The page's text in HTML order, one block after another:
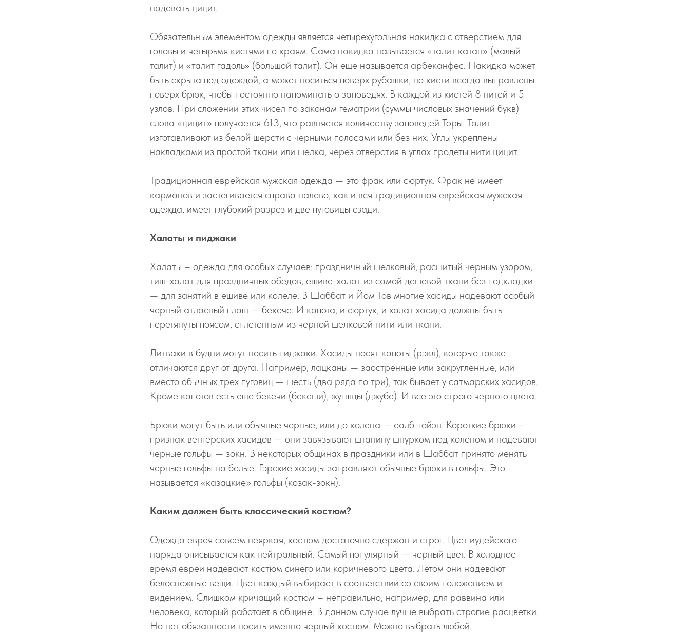
надевать цицит.
Обязательным элементом одежды является четырехугольная накидка с отверстием для
головы и четырьмя кистями по краям. Сама накидка называется «талит катан» (малый
талит) и «талит гадоль» (большой талит). Он еще называется арбеканфес. Накидка может
быть скрыта под одеждой, а может носиться поверх рубашки, но кисти всегда выправлены
поверх брюк, чтобы постоянно напоминать о заповедях. В каждой из кистей 8 нитей и 5
узлов. При сложении этих чисел по законам гематрии (суммы числовых значений букв)
слова «цицит» получается 613, что равняется количеству заповедей Торы. Талит
изготавливают из белой шерсти с черными полосами или без них. Углы укреплены
накладками из простой ткани или шелка, через отверстия в углах продеты нити цицит.
Традиционная еврейская мужская одежда — это фрак или сюртук. Фрак не имеет
карманов и застегивается справа налево, как и вся традиционная еврейская мужская
одежда, имеет глубокий разрез и две пуговицы сзади.
Халаты и пиджаки
Халаты – одежда для особых случаев: праздничный шелковый, расшитый черным узором,
тиш-халат для праздничных обедов, ешиве-халат из самой дешевой ткани без подкладки
— для занятий в ешиве или колеле. В Шаббат и Йом Тов многие хасиды надевают особый
черный атласный плащ — бекече. И капота, и сюртук, и халат хасида должны быть
перетянуты поясом, сплетенным из черной шелковой нити или ткани.
Литваки в будни могут носить пиджаки. Хасиды носят капоты (рэкл), которые также
отличаются друг от друга. Например, лацканы — заостренные или закругленные, или
вместо обычных трех пуговиц — шесть (два ряда по три), так бывает у сатмарских хасидов.
Кроме капотов есть еще бекечи (бекеши), жугшцы (джубе). И все это строго черного цвета.
Брюки могут быть или обычные черные, или до колена — еалб-гойэн. Короткие брюки –
признак венгерских хасидов — они завязывают штанину шнурком под коленом и надевают
черные гольфы — зокн. В некоторых общинах в праздники или в Шаббат принято менять
черные гольфы на белые. Гэрские хасиды заправляют обычные брюки в гольфы. Это
называется «казацкие» гольфы (козак-зокн).
Каким должен быть классический костюм?
Одежда еврея совсем неяркая, костюм достаточно сдержан и строг. Цвет иудейского
наряда описывается как нейтральный. Самый популярный — черный цвет. В холодное
время евреи надевают костюм синего или коричневого цвета. Летом они надевают
белоснежные вещи. Цвет каждый выбирает в соответствии со своим положением и
видением. Слишком кричащий костюм – неправильно, например, для раввина или
человека, который работает в общине. В данном случае лучше выбрать строгие расцветки.
Но нет обязанности носить именно черный костюм. Можно выбрать любой.